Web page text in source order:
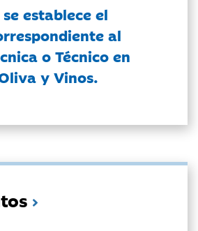
establece el
al
o Técnico en
y Vinos.